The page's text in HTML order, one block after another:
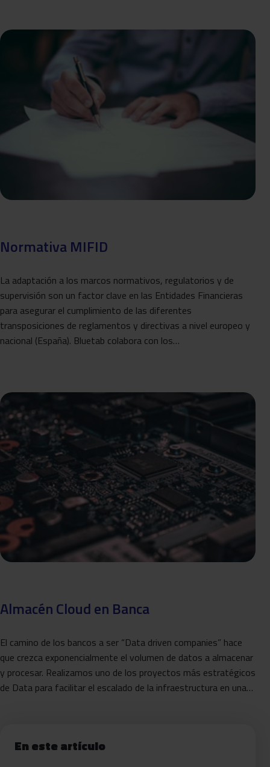
Normativa MIFID
La adaptación a los marcos normativos, regulatorios y de
supervisión son un factor clave en las Entidades Financieras
para asegurar el cumplimiento de las diferentes
transposiciones de reglamentos y directivas a nivel europeo y
nacional (España). Bluetab colabora con los…
Almacén Cloud en Banca
El camino de los bancos a ser “Data driven companies” hace
que crezca exponencialmente el volumen de datos a almacenar
y procesar. Realizamos uno de los proyectos más estratégicos
de Data para facilitar el escalado de la infraestructura en una…
En este artículo